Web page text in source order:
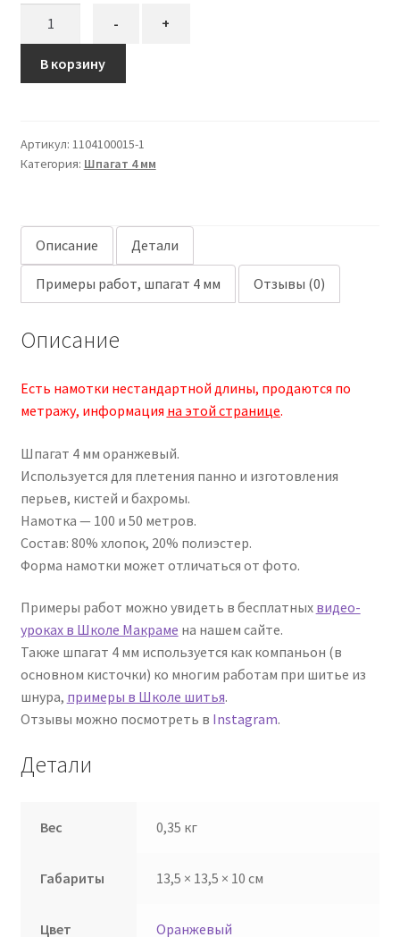
Шпагат
4
- +
В корзину
Артикул: 1104100015-1
Категория: Шпагат 4 мм
Описание Детали
Примеры работ, шпагат 4 мм Отзывы (0)
Описание
Есть намотки нестандартной длины, продаются по
метражу, информация на этой странице.
Шпагат 4 мм оранжевый.
Используется для плетения панно и изготовления
перьев, кистей и бахромы.
Намотка — 100 и 50 метров.
Состав: 80% хлопок, 20% полиэстер.
Форма намотки может отличаться от фото.
Примеры работ можно увидеть в бесплатных видео-
уроках в Школе Макраме на нашем сайте.
Также шпагат 4 мм используется как компаньон (в
основном кисточки) ко многим работам при шитье из
шнура, примеры в Школе шитья.
Отзывы можно посмотреть в Instagram.
Детали
Вес 0,35 кг
Габариты 13,5 × 13,5 × 10 см
Цвет Оранжевый